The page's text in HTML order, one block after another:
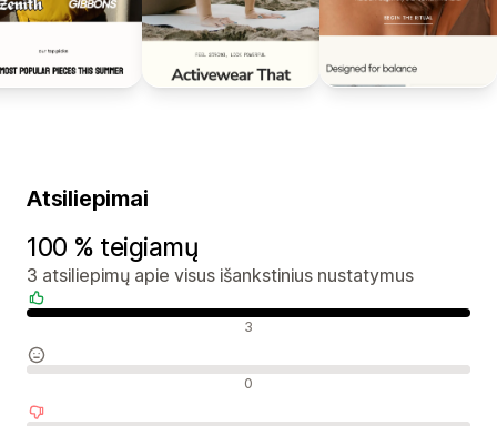
Atsiliepimai
100 % teigiamų
3 atsiliepimų apie visus išankstinius nustatymus
3
0